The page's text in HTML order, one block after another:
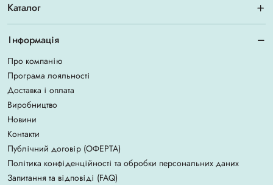
Каталог
Інформація
Про компанію
Програма лояльності
Доставка і оплата
Виробництво
Новини
Контакти
Публічний договір (ОФЕРТА)
Політика конфіденційності та обробки персональних даних
Запитання та відповіді (FAQ)